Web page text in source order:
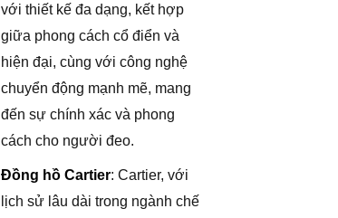
với thiết kế đa dạng, kết hợp
giữa phong cách cổ điển và
hiện đại, cùng với công nghệ
chuyển động mạnh mẽ, mang
đến sự chính xác và phong
cách cho người đeo.
Đồng hồ Cartier: Cartier, với
lịch sử lâu dài trong ngành chế